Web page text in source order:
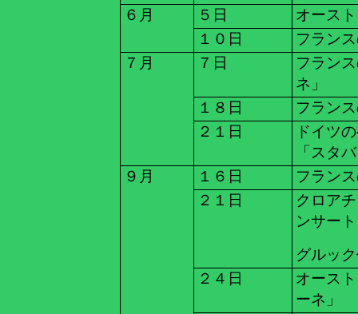
６月
５日
オース
１０日
フラン
７月
７日
フラン
ネ」
１８日
フラン
２１日
ドイツ
「スタ
９月
１６日
フラン
２１日
クロア
ンサート
グルッ
２４日
オース
ーネ」